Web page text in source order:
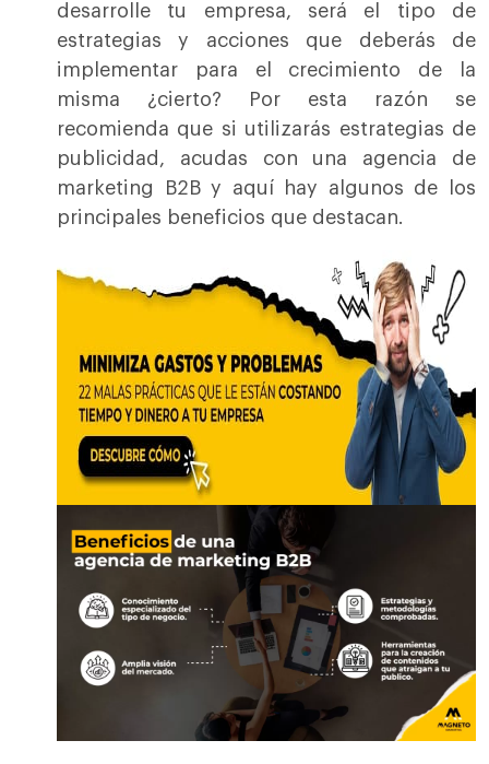
desarrolle tu empresa, será el tipo de
estrategias y acciones que deberás de
implementar para el crecimiento de la
misma ¿cierto? Por esta razón se
recomienda que si utilizarás estrategias de
publicidad, acudas con una agencia de
marketing B2B y aquí hay algunos de los
principales beneficios que destacan.